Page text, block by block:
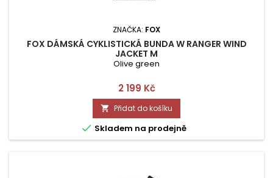
ZNAČKA: FOX
FOX DÁMSKÁ CYKLISTICKÁ BUNDA W RANGER WIND
JACKET M
Olive green
Cena
2 199 Kč
 Přidat do košíku
 Skladem na prodejně